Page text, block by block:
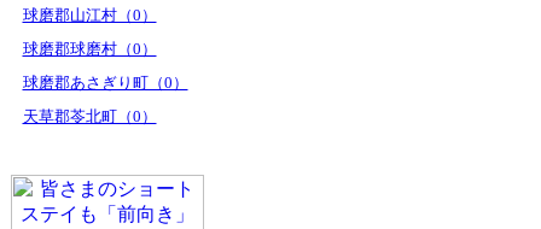
球磨郡山江村（0）
球磨郡球磨村（0）
球磨郡あさぎり町（0）
天草郡苓北町（0）